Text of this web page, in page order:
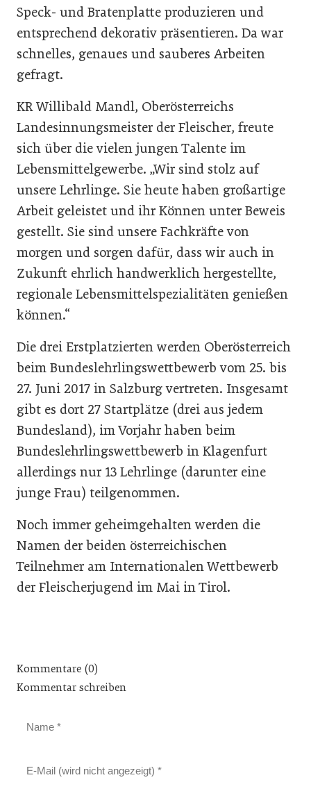
Speck- und Bratenplatte produzieren und
entsprechend dekorativ präsentieren. Da war
schnelles, genaues und sauberes Arbeiten
gefragt.
KR Willibald Mandl, Oberösterreichs
Landesinnungsmeister der Fleischer, freute
sich über die vielen jungen Talente im
Lebensmittelgewerbe. „Wir sind stolz auf
unsere Lehrlinge. Sie heute haben großartige
Arbeit geleistet und ihr Können unter Beweis
gestellt. Sie sind unsere Fachkräfte von
morgen und sorgen dafür, dass wir auch in
Zukunft ehrlich handwerklich hergestellte,
regionale Lebensmittelspezialitäten genießen
können.“
Die drei Erstplatzierten werden Oberösterreich
beim Bundeslehrlingswettbewerb vom 25. bis
27. Juni 2017 in Salzburg vertreten. Insgesamt
gibt es dort 27 Startplätze (drei aus jedem
Bundesland), im Vorjahr haben beim
Bundeslehrlingswettbewerb in Klagenfurt
allerdings nur 13 Lehrlinge (darunter eine
junge Frau) teilgenommen.
Noch immer geheimgehalten werden die
Namen der beiden österreichischen
Teilnehmer am Internationalen Wettbewerb
der Fleischerjugend im Mai in Tirol.
Kommentare (0)
Kommentar schreiben